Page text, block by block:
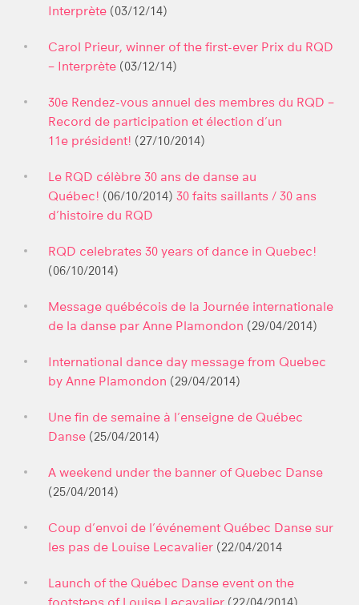
Interprète (03/12/14)
Carol Prieur, winner of the first-ever Prix du RQD
– Interprète (03/12/14)
30e Rendez-vous annuel des membres du RQD –
Record de participation et élection d’un
11e président! (27/10/2014)
Le RQD célèbre 30 ans de danse au
Québec! (06/10/2014) 30 faits saillants / 30 ans
d’histoire du RQD
RQD celebrates 30 years of dance in Quebec!
(06/10/2014)
Message québécois de la Journée internationale
de la danse par Anne Plamondon (29/04/2014)
International dance day message from Quebec
by Anne Plamondon (29/04/2014)
Une fin de semaine à l’enseigne de Québec
Danse (25/04/2014)
A weekend under the banner of Quebec Danse
(25/04/2014)
Coup d’envoi de l’événement Québec Danse sur
les pas de Louise Lecavalier (22/04/2014
Launch of the Québec Danse event on the